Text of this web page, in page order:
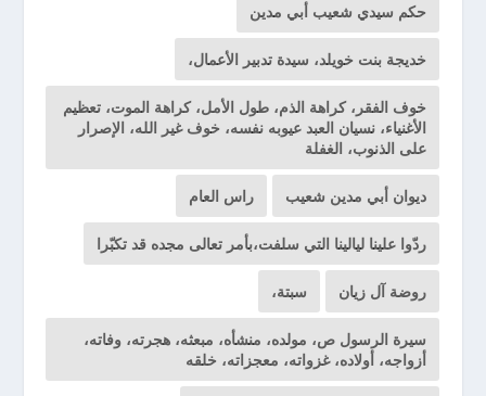
حكم سيدي شعيب أبي مدين
خديجة بنت خويلد، سيدة تدبير الأعمال،
خوف الفقر، كراهة الذم، طول الأمل، كراهة الموت، تعظيم
الأغنياء، نسيان العبد عيوبه نفسه، خوف غير الله، الإصرار
على الذنوب، الغفلة
ديوان أبي مدين شعيب راس العام
ردّوا علينا ليالينا التي سلفت،بأمر تعالى مجده قد تكبّرا
روضة آل زيان سبتة،
سيرة الرسول ص، مولده، منشأه، مبعثه، هجرته، وفاته،
أزواجه، أولاده، غزواته، معجزاته، خلقه